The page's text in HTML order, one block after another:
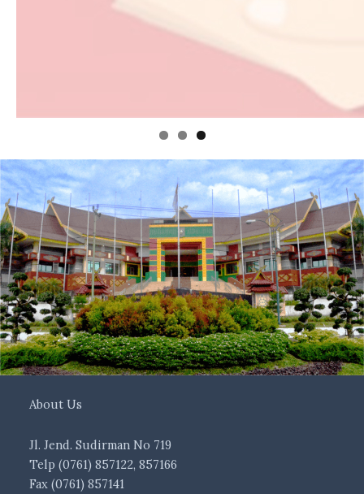
About Us
Jl. Jend. Sudirman No 719
Telp (0761) 857122, 857166
Fax (0761) 857141